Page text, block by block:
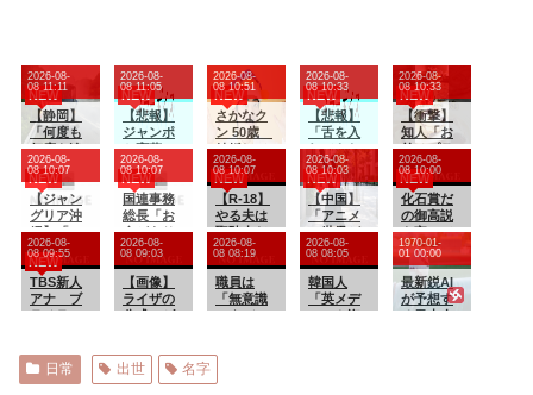
【静岡】
「何度も
何度も追
突され
て...何が
目的か本
当に理解
できな
い」結婚
式の衣装
合わせに
向かって
恐怖」東
名高速で
NEW
2026-08-
08 11:11
【悲報】
ジャンポ
ケ斉藤の
妻、夫の
求刑7年翌
日に
Instagra
m更新
「楽しす
ぎた」
NEW
2026-08-
08 11:05
さかなク
ン 50歳
結婚して
る？に回
答
NEW
2026-08-
08 10:51
【悲報】
「舌を入
れてきた
から歯と
口でブロ
ック」元
ジャンポ
ケ斉藤の
不同意性
交公判
NEW
2026-08-
08 10:33
【衝撃】
知人「お
前はプラ
イド高す
ぎるんだ
よ!!惨めな
人生受け
入れろ
よ!!」
NEW
2026-08-
08 10:33
【ジャン
グリア沖
縄】「ロ
イヤルチ
ケット」
発売、ア
トラクシ
ンク飲み
放題、ス
NEW
2026-08-
08 10:07
国連事務
総長「お
金があり
ません。
このまま
では国連
が完全崩
い」
NEW
2026-08-
08 10:07
【R-18】
やる夫は
聖騎士だ
ったよう
です 第
１５９話
NEW
2026-08-
08 10:07
【中国】
「アニメ
の世界が
現実に」
日本の高
校生の様
子に中国
NEW
2026-08-
08 10:03
化石賞だ
の御高説
を宣って
いたヨー
ロッパ、
自分が猛
暑に襲わ
NEW
2026-08-
08 10:00
TBS新人
アナ ブ
開脚！！
NEW
2026-08-
08 09:55
【画像】
ライザの
て始まる
2026-08-
08 09:03
職員は
「無意識
の説明 県
2026-08-
08 08:19
韓国人
「英メデ
2026-08-
08 08:05
最新鋭AI
が予想す
1970-01-
01 00:00
日常 出世 名字